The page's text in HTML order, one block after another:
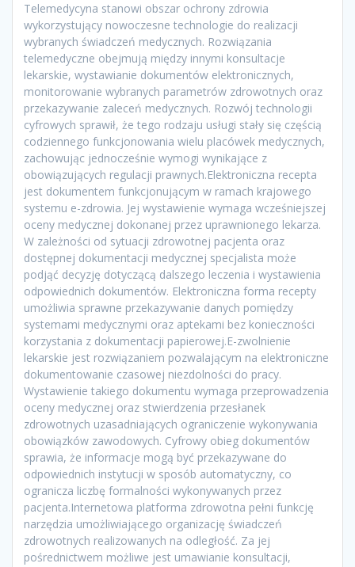
Telemedycyna stanowi obszar ochrony zdrowia
wykorzystujący nowoczesne technologie do realizacji
wybranych świadczeń medycznych. Rozwiązania
telemedyczne obejmują między innymi konsultacje
lekarskie, wystawianie dokumentów elektronicznych,
monitorowanie wybranych parametrów zdrowotnych oraz
przekazywanie zaleceń medycznych. Rozwój technologii
cyfrowych sprawił, że tego rodzaju usługi stały się częścią
codziennego funkcjonowania wielu placówek medycznych,
zachowując jednocześnie wymogi wynikające z
obowiązujących regulacji prawnych.Elektroniczna recepta
jest dokumentem funkcjonującym w ramach krajowego
systemu e-zdrowia. Jej wystawienie wymaga wcześniejszej
oceny medycznej dokonanej przez uprawnionego lekarza.
W zależności od sytuacji zdrowotnej pacjenta oraz
dostępnej dokumentacji medycznej specjalista może
podjąć decyzję dotyczącą dalszego leczenia i wystawienia
odpowiednich dokumentów. Elektroniczna forma recepty
umożliwia sprawne przekazywanie danych pomiędzy
systemami medycznymi oraz aptekami bez konieczności
korzystania z dokumentacji papierowej.E-zwolnienie
lekarskie jest rozwiązaniem pozwalającym na elektroniczne
dokumentowanie czasowej niezdolności do pracy.
Wystawienie takiego dokumentu wymaga przeprowadzenia
oceny medycznej oraz stwierdzenia przesłanek
zdrowotnych uzasadniających ograniczenie wykonywania
obowiązków zawodowych. Cyfrowy obieg dokumentów
sprawia, że informacje mogą być przekazywane do
odpowiednich instytucji w sposób automatyczny, co
ogranicza liczbę formalności wykonywanych przez
pacjenta.Internetowa platforma zdrowotna pełni funkcję
narzędzia umożliwiającego organizację świadczeń
zdrowotnych realizowanych na odległość. Za jej
pośrednictwem możliwe jest umawianie konsultacji,